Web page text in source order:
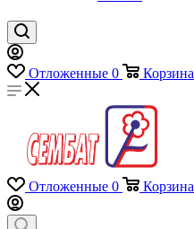
Отложенные 0 Корзина
Отложенные 0 Корзина